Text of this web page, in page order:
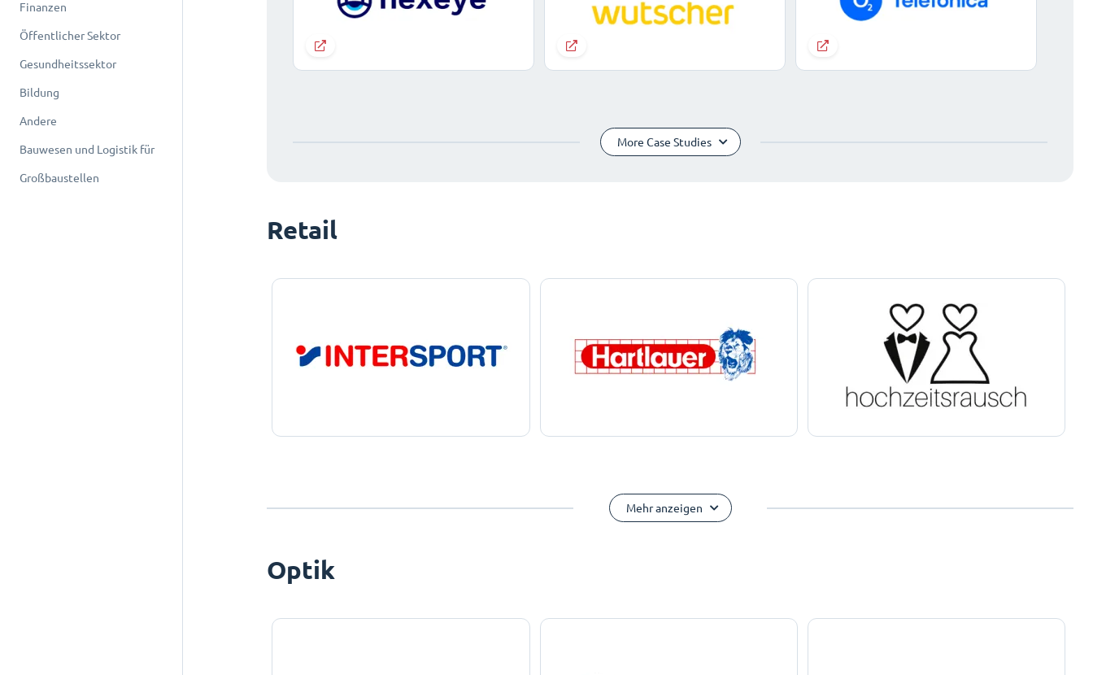
Finanzen
Öffentlicher Sektor
Gesundheitssektor
Bildung
Andere
Bauwesen und Logistik für
Großbaustellen
More Case Studies
Retail
Mehr anzeigen
Optik